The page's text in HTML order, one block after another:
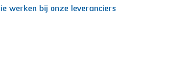
werken bij onze leveranciers